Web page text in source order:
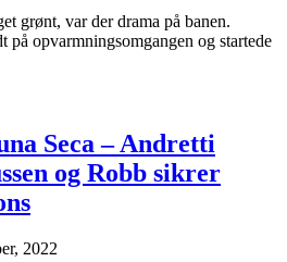
grønt, var der drama på banen.
opvarmningsomgangen og startede
Seca – Andretti
og Robb sikrer
2022